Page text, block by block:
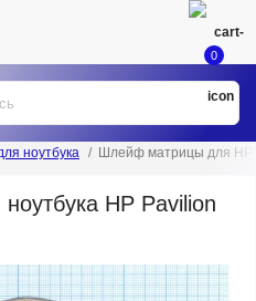
0
ноутбука Шлейф матрицы для HP
HP Pavilion